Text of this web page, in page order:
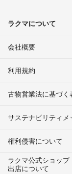
ラクマについて
会社概要
利用規約
古物営業法に基づく
サステナビリティメ
権利侵害について
ラクマ公式ショップ
出店について